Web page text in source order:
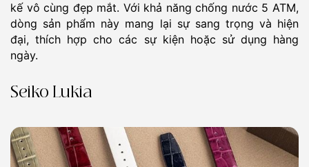
kế vô cùng đẹp mắt. Với khả năng chống nước 5 ATM,
dòng sản phẩm này mang lại sự sang trọng và hiện
đại, thích hợp cho các sự kiện hoặc sử dụng hàng
ngày.
Seiko Lukia